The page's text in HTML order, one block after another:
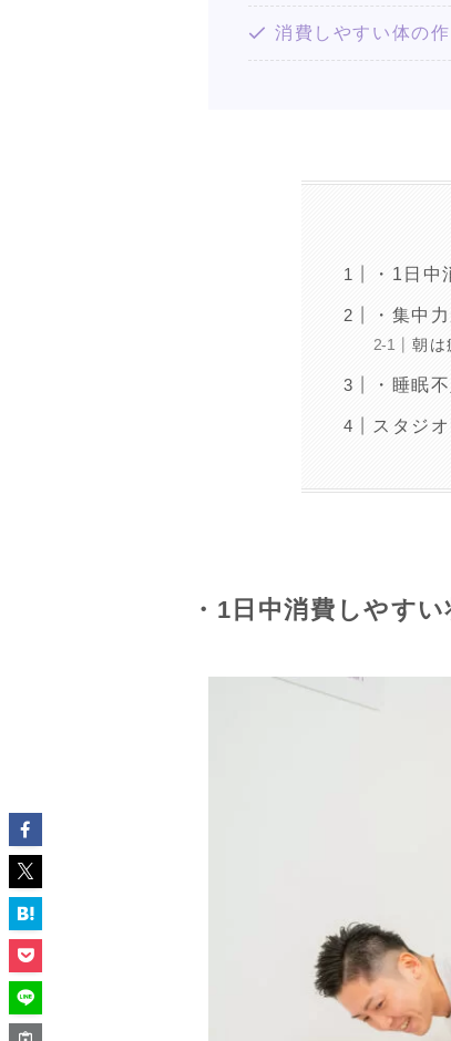
消費しやすい体の
・1日
・集中
朝は
・睡眠
スタジ
・1日中消費しやす